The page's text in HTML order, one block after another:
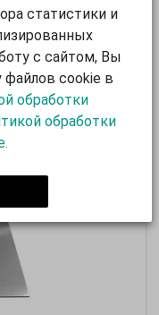
статистики и
с сайтом, Вы
файлов cookie в
обработки
обработки